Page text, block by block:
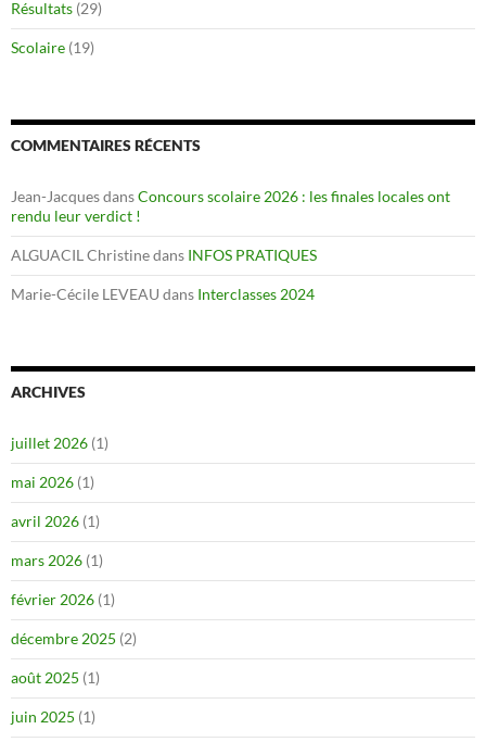
Résultats (29)
Scolaire (19)
COMMENTAIRES RÉCENTS
Jean-JacquesdansConcours scolaire 2026 : les finales locales ont
rendu leur verdict !
ALGUACIL Christinedans INFOS PRATIQUES
Marie-Cécile LEVEAU dans Interclasses 2024
ARCHIVES
juillet 2026 (1)
mai 2026 (1)
avril 2026 (1)
mars 2026 (1)
février 2026 (1)
décembre 2025 (2)
août 2025 (1)
juin 2025 (1)